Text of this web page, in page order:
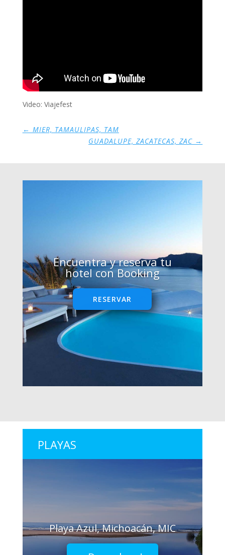
Video: Viajefest
← MIER, TAMAULIPAS, TAM
GUADALUPE, ZACATECAS, ZAC →
Encuentra y reserva tu
hotel con Booking
RESERVAR
PLAYAS
Playa Azul, Michoacán, MIC